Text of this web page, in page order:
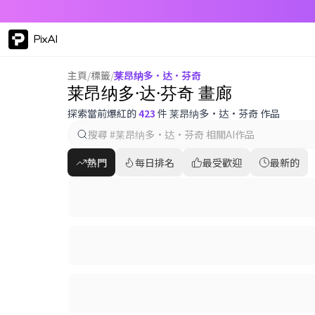
PixAI
主頁/標籤/莱昂纳多·达·芬奇
莱昂纳多·达·芬奇 畫廊
探索當前爆紅的423 件 莱昂纳多·达·芬奇 作品
熱門 每日排名 最受歡迎 最新的